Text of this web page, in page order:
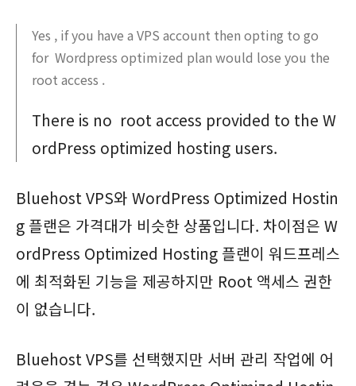
Yes , if you have a VPS account then opting to go
for Wordpress optimized plan would lose you the
root access .
There is no root access provided to the W
ordPress optimized hosting users.
Bluehost VPS와 WordPress Optimized Hostin
g 플랜은 가격대가 비슷한 상품입니다. 차이점은 W
ordPress Optimized Hosting 플랜이 워드프레스
에 최적화된 기능을 제공하지만 Root 액세스 권한
이 없습니다.
Bluehost VPS를 선택했지만 서버 관리 작업에 어